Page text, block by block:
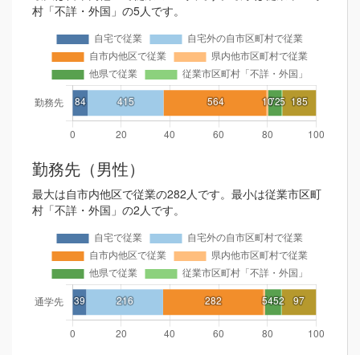
村「不詳・外国」の5人です。
勤務先（男性）
最大は自市内他区で従業の282人です。最小は従業市区町
村「不詳・外国」の2人です。